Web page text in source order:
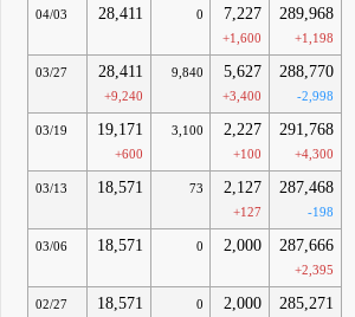
04/03 28,411 0 7,227
+1,600
289,968
+1,198
03/27 28,411
+9,240
9,840 5,627
+3,400
288,770
-2,998
03/19 19,171
+600
3,100 2,227
+100
291,768
+4,300
03/13 18,571 73 2,127
+127
287,468
-198
03/06 18,571 0 2,000 287,666
+2,395
02/27 18,571 0 2,000 285,271